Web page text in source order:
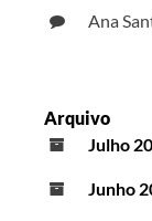
Ana
Arquivo
Julho
Junho